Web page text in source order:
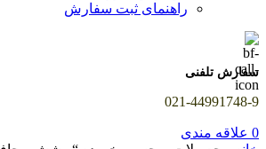
راهنمای ثبت سفارش
سفارش تلفنی
021-44991748-9
0 علاقه مندی